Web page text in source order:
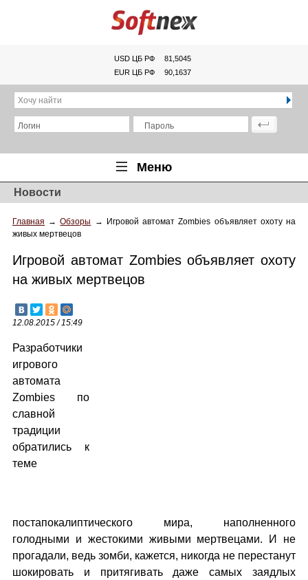
USD ЦБ РФ
81,5045
EUR ЦБ РФ
90,1637
Хочу найти
Логин Пароль
Меню
Главная
Обзоры
Новинки
Новости
Главная →Обзоры →
Игровой автомат Zombies объявляет охоту на
живых мертвецов
Игровой автомат Zombies объявляет охоту
на живых мертвецов
12.08.2015 / 15:49
Разработчики
игрового
автомата
Zombies по
славной
традиции
обратились к
теме
постапокалиптического мира, наполненного
голодными и жестокими живыми мертвецами. И не
прогадали, ведь зомби, кажется, никогда не перестанут
шокировать и притягивать даже самых заядлых